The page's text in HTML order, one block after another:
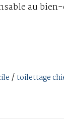
au
/ toilettage